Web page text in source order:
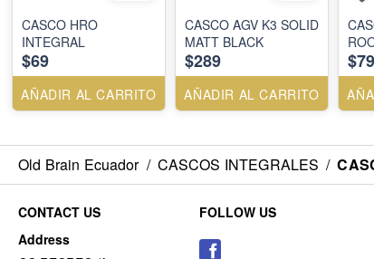
CASCO HRO
INTEGRAL
$69
AÑADIR AL CARRITO
CASCO AGV K3 SOLID
MATT BLACK
$289
AÑADIR AL CARRITO
$79
Old Brain Ecuador / CASCOS INTEGRALES /
CONTACT US
Address
FOLLOW US